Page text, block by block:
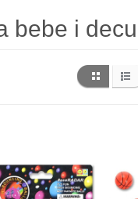
bebe i decu